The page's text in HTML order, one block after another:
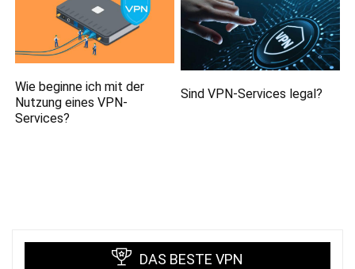
Wie beginne ich mit der
Nutzung eines VPN-
Services?
Sind VPN-Services legal?
DAS BESTE VPN